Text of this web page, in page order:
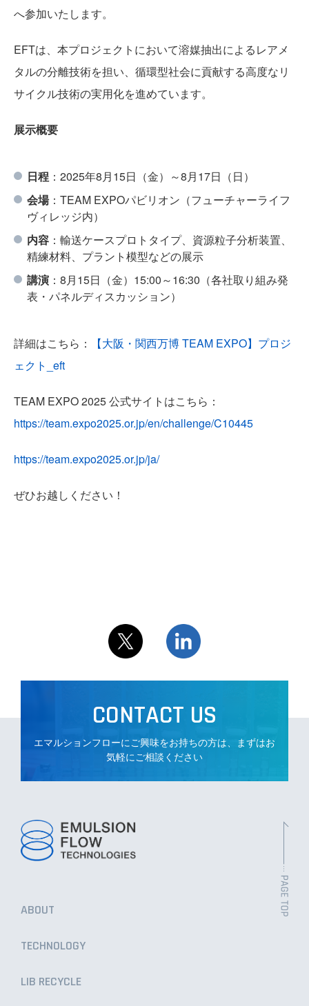
LIB RECYCLE
TEAM
NEWS
PRIVACY POLICY
へ参加いたします。
EFTは、本プロジェクトにおいて溶媒抽出によるレアメ
タルの分離技術を担い、循環型社会に貢献する高度なリ
サイクル技術の実用化を進めています。
展示概要
日程 ：2025年8月15日（金）～8月17日（日）
会場：TEAM EXPOパビリオン（フューチャーライフ
ヴィレッジ内）
内容 ：輸送ケースプロトタイプ、資源粒子分析装置、
精練材料、プラント模型などの展示
講演 ：8月15日（金）15:00～16:30（各社取り組み発
表・パネルディスカッション）
詳細はこちら：
【大阪・関西万博 TEAM EXPO】プロジ
ェクト_eft
TEAM EXPO 2025 公式サイトはこちら：
https://team.expo2025.or.jp/en/challenge/C10445
https://team.expo2025.or.jp/ja/
ぜひお越しください！
CONTACT US
エマルションフローにご興味をお持ちの方は、まずはお
気軽にご相談ください
ABOUT
TECHNOLOGY
LIB RECYCLE